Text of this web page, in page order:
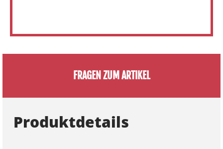
FRAGEN ZUM ARTIKEL
Produktdetails